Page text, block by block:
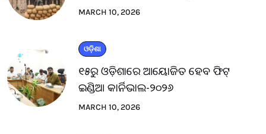
MARCH 10, 2026
ଓଡ଼ିଶା
୧୫ରୁ ଓଡ଼ିଶାରେ ଆୟୋଜିତ ହେବ ଫିଟ୍
ଇଣ୍ଡିଆ କାର୍ନିଭାଲ-୨୦୨୬
MARCH 10, 2026